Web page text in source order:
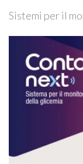
Sistemi per il